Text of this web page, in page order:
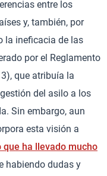
entre los
y, también, por
la ineficacia de las
por el Reglamento
que atribuía la
del asilo a los
Sin embargo, aun
esta visión a
que ha llevado mucho
habiendo dudas y